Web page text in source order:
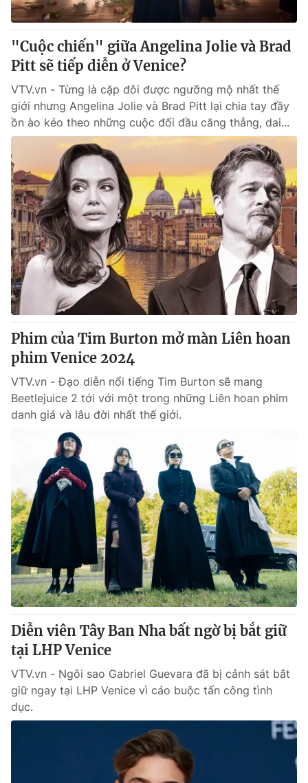
"Cuộc chiến" giữa Angelina Jolie và Brad
Pitt sẽ tiếp diễn ở Venice?
VTV.vn - Từng là cặp đôi được ngưỡng mộ nhất thế
giới nhưng Angelina Jolie và Brad Pitt lại chia tay đầy
ồn ào kéo theo những cuộc đối đầu căng thẳng, dai...
Phim của Tim Burton mở màn Liên hoan
phim Venice 2024
VTV.vn - Đạo diễn nổi tiếng Tim Burton sẽ mang
Beetlejuice 2 tới với một trong những Liên hoan phim
danh giá và lâu đời nhất thế giới.
Diễn viên Tây Ban Nha bất ngờ bị bắt giữ
tại LHP Venice
VTV.vn - Ngôi sao Gabriel Guevara đã bị cảnh sát bắt
giữ ngay tại LHP Venice vì cáo buộc tấn công tình
dục.